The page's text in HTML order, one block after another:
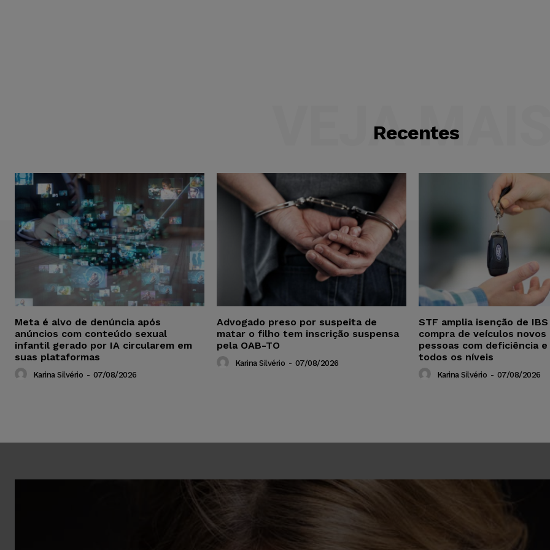
Recentes
VEJA
Meta é alvo de denúncia após
anúncios com conteúdo sexual
infantil gerado por IA circularem em
suas plataformas
Karina Silvério - 07/08/2026
Advogado preso por suspeita de
matar o filho tem inscrição suspensa
pela OAB-TO
Karina Silvério - 07/08/2026
STF amplia isenção de
compra de veículos novos
pessoas com deficiência
todos os níveis
Karina Silvério - 07/08/2026